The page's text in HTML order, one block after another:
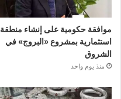
موافقة حكومية على إنشاء منطقة
استثمارية بمشروع «البروج» في
الشروق
منذ يوم واحد